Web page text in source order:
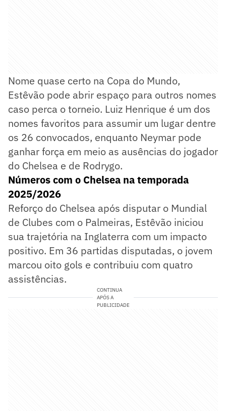
Nome quase certo na Copa do Mundo,
Estêvão pode abrir espaço para outros nomes
caso perca o torneio. Luiz Henrique é um dos
nomes favoritos para assumir um lugar dentre
os 26 convocados, enquanto Neymar pode
ganhar força em meio as ausências do jogador
do Chelsea e de Rodrygo.
Números com o Chelsea na temporada
2025/2026
Reforço do Chelsea após disputar o Mundial
de Clubes com o Palmeiras, Estêvão iniciou
sua trajetória na Inglaterra com um impacto
positivo. Em 36 partidas disputadas, o jovem
marcou oito gols e contribuiu com quatro
assistências.
CONTINUA
APÓS A
PUBLICIDADE